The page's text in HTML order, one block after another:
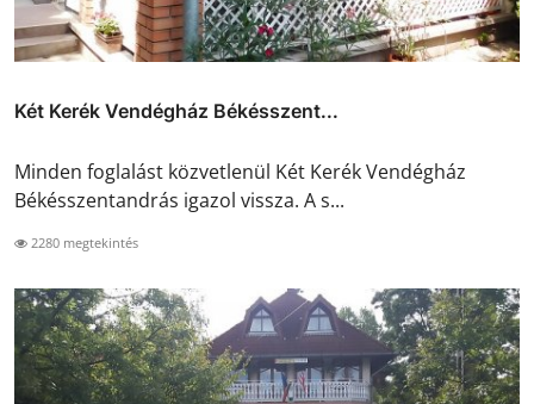
Két Kerék Vendégház Békésszent...
Minden foglalást közvetlenül Két Kerék Vendégház
Békésszentandrás igazol vissza. A s...
2280 megtekintés